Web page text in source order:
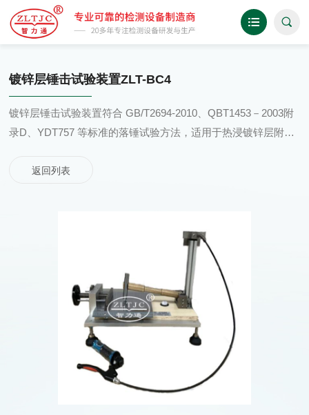
镀锌层锤击试验装置ZLT-BC4
镀锌层锤击试验装置符合 GB/T2694-2010、QBT1453－2003附
录D、YDT757 等标准的落锤试验方法，适用于热浸镀锌层附着
返回列表